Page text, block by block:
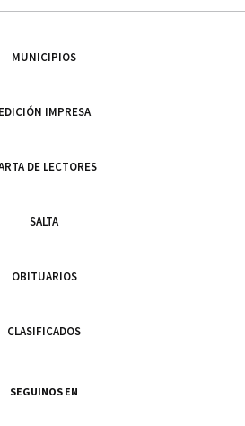
MUNICIPIOS
EDICIÓN IMPRESA
DE LECTORES
SALTA
OBITUARIOS
CLASIFICADOS
SEGUINOS EN